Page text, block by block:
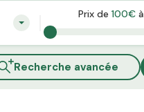
Prix de 100€à
Recherche avancée